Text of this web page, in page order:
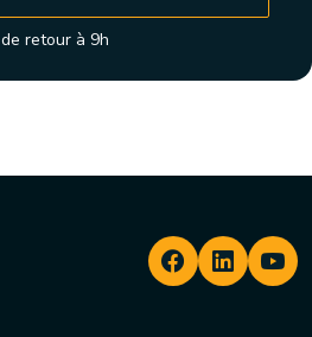
de retour à 9h